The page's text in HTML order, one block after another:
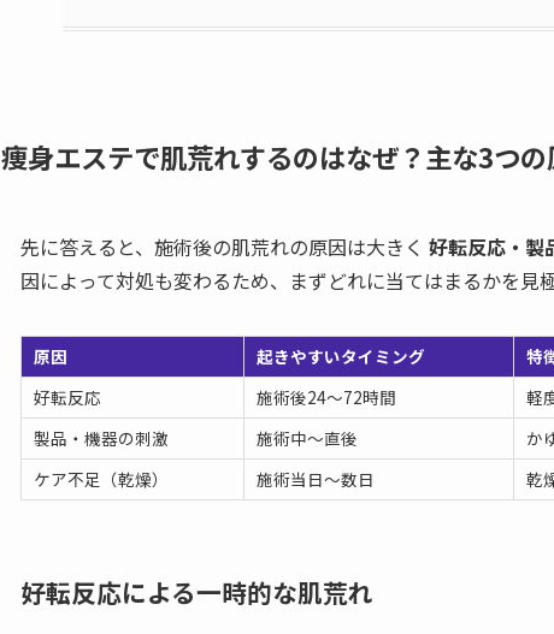
痩身エステで肌荒れするのはなぜ？主な3つの
先に答えると、施術後の肌荒れの原因は大きく 好転反応・製
因によって対処も変わるため、まずどれに当てはまるかを見
原因 起きやすいタイミング
特
好転反応
施術後24〜72時間
軽
製品・機器の刺激
施術中〜直後
か
ケア不足（乾燥）
施術当日〜数日 乾
好転反応による一時的な肌荒れ